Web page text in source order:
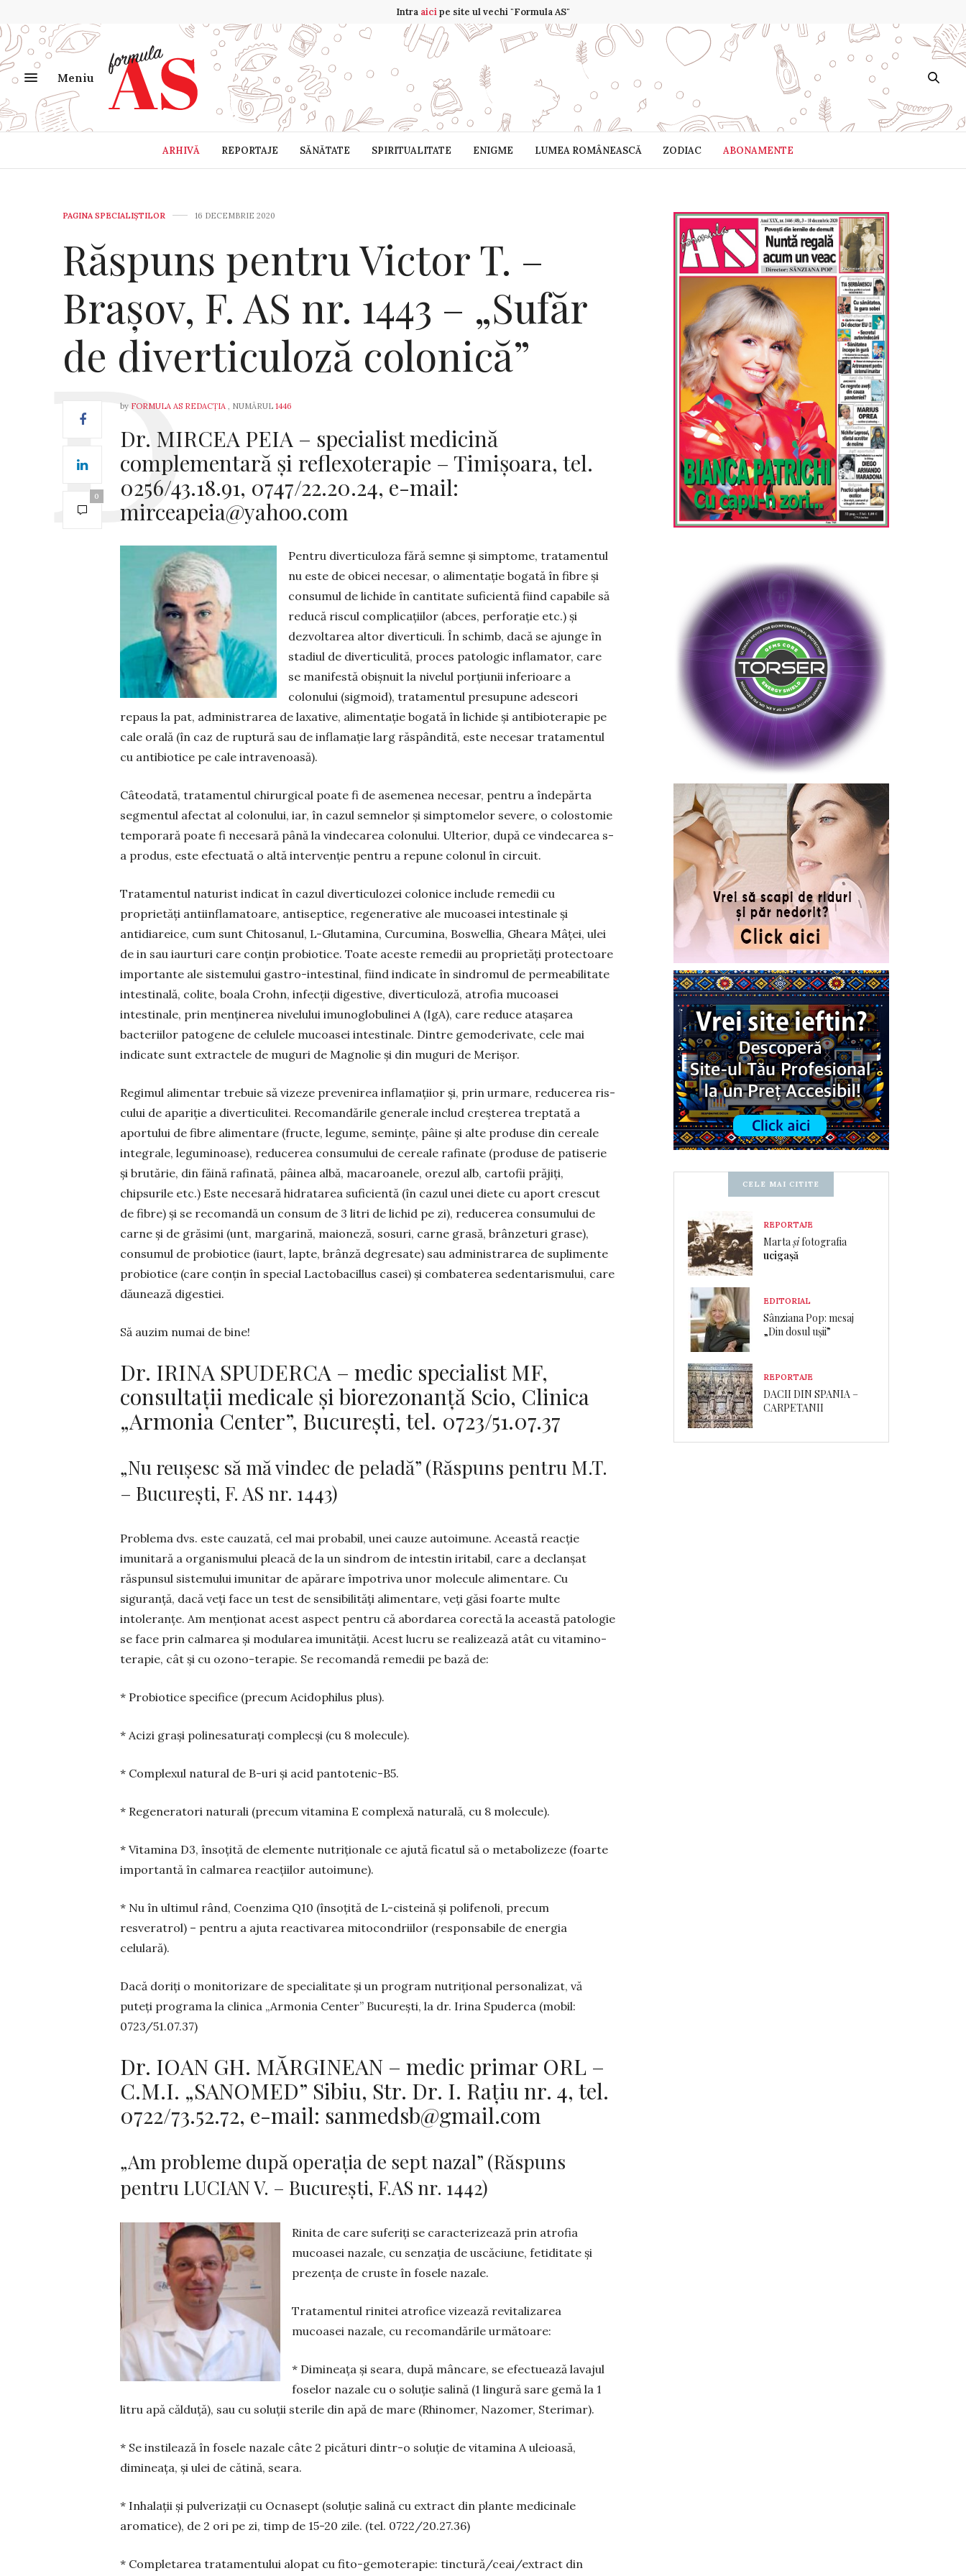
Intra aicipe site ul vechi "Formula AS"
Meniu
ARHIVĂ REPORTAJE SĂNĂTATE SPIRITUALITATE ENIGME LUMEA ROMÂNEASCĂ ZODIAC ABONAMENTE
PAGINA SPECIALIȘTILOR 16 DECEMBRIE 2020
Răspuns pentru Victor T. –
Braşov, F. AS nr. 1443 – „Sufăr
de diverticuloză colonică”
0
by FORMULA AS REDACȚIA , NUMĂRUL 1446
Dr. MIRCEA PEIA – specialist medicină
complementară și reflexoterapie – Timișoara, tel.
0256/43.18.91, 0747/22.20.24, e-mail:
mirceapeia@yahoo.com
Pentru diverticuloza fără semne şi simptome, tratamentul
nu este de obicei neces­ar, o alimentaţie bogată în fibre şi
consumul de lichide în cantitate suficientă fiind capabile să
reducă riscul complicaţiilor (abces, perfo­rație etc.) şi
dezvoltarea altor di­verticuli. În schimb, dacă se ajunge în
stadiul de diverticulită, proces patologic inflamator, care
se mani­festă obişnuit la nivelul porţiunii inferioare a
colonului (sigmoid), tra­tamentul presupune ade­seori
repaus la pat, admi­nistrarea de laxative, ali­mentaţie bogată în lichide şi antibioterapie pe
cale orală (în caz de rup­tură sau de inflamaţie larg răspân­dită, este necesar trata­mentul
cu antibiotice pe cale intravenoasă).
Câteodată, tratamentul chirurgical poate fi de ase­menea necesar, pentru a îndepărta
segmentul afec­tat al colonului, iar, în ca­zul semnelor şi simpto­melor severe, o colostomie
temporară poate fi nece­sară până la vindecarea colonului. Ulterior, după ce vindecarea s-
a produs, este efectuată o altă inter­venţie pentru a repune co­lonul în circuit.
Tratamentul naturist indicat în cazul diverticu­lozei colonice include remedii cu
proprietăţi anti­in­flamatoare, antiseptice, regenerative ale mu­coa­sei intestinale şi
antidiareice, cum sunt Chi­tosa­nul, L-Glutamina, Curcumina, Boswellia, Gheara Mâţei, ulei
de in sau iaurturi care conţin pro­biotice. Toate aceste remedii au proprietăţi pro­tectoare
importante ale sistemului gastro-intes­tinal, fiind indicate în sindromul de per­meabilitate
intestinală, colite, boala Crohn, infec­ţii digestive, diverticuloză, atrofia mucoasei
intestinale, prin menţinerea nivelului imuno­glo­bulinei A (IgA), care reduce ataşarea
bacteriilor patogene de celulele mucoasei intestinale. Dintre gemo­de­rivate, cele mai
indicate sunt extractele de muguri de Magnolie şi din muguri de Merişor.
Regimul alimentar trebuie să vizeze preve­nirea inflamaţiior şi, prin urmare, reducerea ris­
cului de apariţie a diverticulitei. Recomandările generale includ creşterea treptată a
aportului de fibre alimentare (fructe, legume, seminţe, pâine şi alte produse din cereale
integrale, leguminoase), reducerea consumului de cereale rafinate (produse de patiserie
şi brutărie, din făină rafinată, pâinea albă, macaroanele, orezul alb, cartofii prăjiţi,
chipsurile etc.) Este necesară hidratarea suficientă (în cazul unei diete cu aport crescut
de fibre) şi se recomandă un consum de 3 litri de lichid pe zi), reducerea consumului de
carne şi de grăsimi (unt, margarină, maioneză, sosuri, carne grasă, brânze­turi grase),
consumul de probiotice (iaurt, lapte, brânză degresate) sau administrarea de suplimente
probiotice (care conţin în special Lactobacillus casei) şi combaterea sedentarismului, care
dău­nează digestiei.
Să auzim numai de bine!
Dr. IRINA SPUDERCA – medic specialist MF,
consultații medicale și biorezonanță Scio, Clinica
„Armonia Center”, București, tel. 0723/51.07.37
„Nu reușesc să mă vindec de peladă” (Răspuns pentru M.T.
– Bucureşti, F. AS nr. 1443)
Problema dvs. este cauzată, cel mai probabil, unei cauze auto­imu­ne. Această reacție
imunitară a or­ga­nismului pleacă de la un sindrom de intestin iritabil, care a declanșat
răspunsul sistemului imunitar de apărare împotriva unor molecule ali­mentare. Cu
siguranță, dacă veţi face un test de sensibilități alimentare, veţi găsi foarte multe
intoleranțe. Am menționat acest aspect pentru că abordarea corectă la această patologie
se face prin calmarea și modularea imunității. Acest lucru se realizează atât cu vitamino-
terapie, cât și cu ozono-terapie. Se recomandă remedii pe bază de:
* Probiotice specifice (precum Acidophilus plus).
* Acizi grași polinesaturați complecși (cu 8 molecule).
* Complexul natural de B-uri și acid pantote­nic-B5.
* Regeneratori naturali (precum vita­mina E complexă naturală, cu 8 mo­lecule).
* Vitamina D3, însoțită de elemente nutriționale ce ajută ficatul să o meta­bolizeze (foarte
importantă în calmarea reacțiilor autoimune).
* Nu în ultimul rând, Coenzima Q10 (însoțită de L-cisteină și polifenoli, pre­cum
resveratrol) – pentru a ajuta reac­tivarea mitocondriilor (responsabile de energia
celulară).
Dacă doriți o monitorizare de specia­litate și un program nutrițional perso­nalizat, vă
puteți programa la clinica „Armonia Center” București, la dr. Irina Spuderca (mobil:
0723/51.07.37)
Dr. IOAN GH. MĂRGINEAN – medic primar ORL –
C.M.I. „SANOMED” Sibiu, Str. Dr. I. Rațiu nr. 4, tel.
0722/73.52.72, e-mail: sanmedsb@gmail.com
„Am probleme după operația de sept nazal” (Răspuns
pentru LUCIAN V. – București, F.AS nr. 1442)
Rinita de care suferiți se caracterizează prin atrofia
mucoasei nazale, cu senzația de uscăciune, fetiditate și
prezența de cruste în fosele nazale.
Tratamentul rinitei atrofice vizează revitalizarea
mucoasei nazale, cu recomandările următoare:
* Dimineața și seara, după mâncare, se efec­tuează lavajul
foselor nazale cu o soluție salină (1 lingură sare gemă la 1
litru apă căl­duță), sau cu soluții sterile din apă de mare (Rhinomer, Nazomer, Sterimar).
* Se instilează în fosele nazale câte 2 picături dintr-o soluție de vita­mina A uleioasă,
dimineața, și ulei de cătină, seara.
* Inhalații și pulverizații cu Ocnasept (soluție salină cu extract din plante medi­cinale
aromatice), de 2 ori pe zi, timp de 15-20 zile. (tel. 0722/20.27.36)
* Completarea tratamentului alopat cu fito-gemoterapie: tinctură/ceai/extract din
CELE MAI CITITE
REPORTAJE
Martașifotografia
ucigașă
EDITORIAL
Sânziana Pop: mesaj
„Din dosul ușii”
REPORTAJE
DACII DIN SPANIA –
CARPETANII